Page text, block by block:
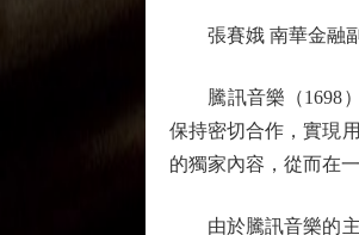
張賽娥 南華金融
騰訊音樂（1698）
保持密切合作，實現
的獨家內容，從而在
由於騰訊音樂的主